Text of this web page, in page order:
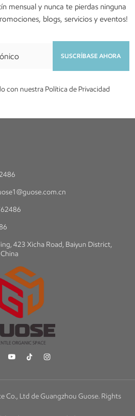
mensual y nunca te pierdas ninguna
blogs, servicios y eventos!
SUSCRÍBASE AHORA
con nuestra Política de Privacidad
423 Xicha Road, Baiyun District,
Co., Ltd de Guangzhou Guose. Rights